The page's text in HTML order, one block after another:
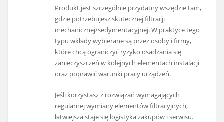
Produkt jest szczególnie przydatny wszędzie tam,
gdzie potrzebujesz skutecznej filtracji
mechanicznej/sedymentacyjnej. W praktyce tego
typu wkłady wybierane są przez osoby i firmy,
które chcą ograniczyć ryzyko osadzania się
zanieczyszczeń w kolejnych elementach instalacji
oraz poprawić warunki pracy urządzeń.
Jeśli korzystasz z rozwiązań wymagających
regularnej wymiany elementów filtracyjnych,
łatwiejsza staje się logistyka zakupów i serwisu.